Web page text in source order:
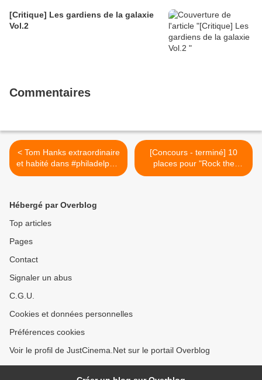
[Critique] Les gardiens de la galaxie
Vol.2
Commentaires
< Tom Hanks extraordinaire
et habité dans #philadelphia
: passage de la Callas !
[Concours - terminé] 10
places pour "Rock the
Casbah" >
Hébergé par Overblog
Top articles
Pages
Contact
Signaler un abus
C.G.U.
Cookies et données personnelles
Préférences cookies
Voir le profil de JustCinema.Net sur le portail Overblog